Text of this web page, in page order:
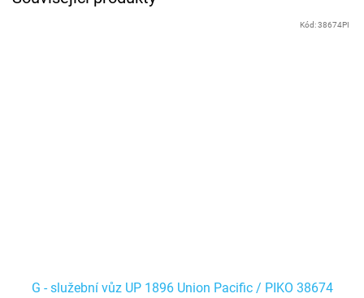
G - služební vůz UP 1896 Union Pacific / PIKO 38674
Kód:38674PI